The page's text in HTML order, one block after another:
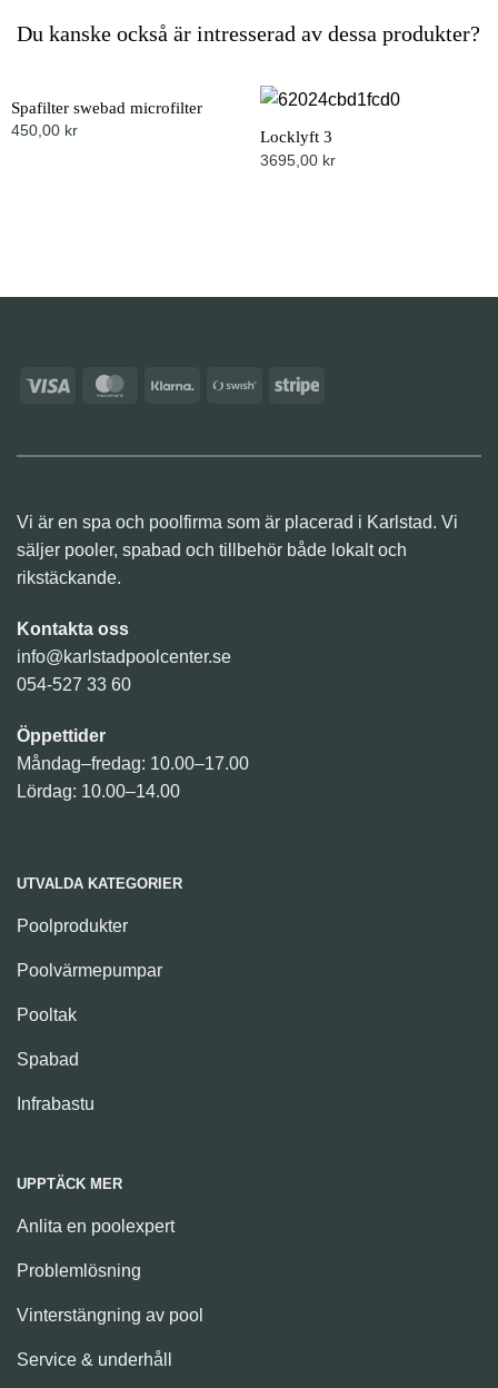
Du kanske också är intresserad av dessa produkter?
Spafilter swebad microfilter
450,00 kr Locklyft 3
3695,00 kr
Visa MasterCardKlarna Swish
Stripe
Vi är en spa och poolfirma som är placerad i Karlstad. Vi
säljer pooler, spabad och tillbehör både lokalt och
rikstäckande.
Kontakta oss
info@karlstadpoolcenter.se
054-527 33 60
Öppettider
Måndag–fredag: 10.00–17.00
Lördag: 10.00–14.00
UTVALDA KATEGORIER
Poolprodukter
Poolvärmepumpar
Pooltak
Spabad
Infrabastu
UPPTÄCK MER
Anlita en poolexpert
Problemlösning
Vinterstängning av pool
Service & underhåll